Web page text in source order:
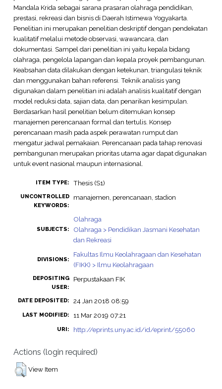
Mandala Krida sebagai sarana prasaran olahraga pendidikan,
prestasi, rekreasi dan bisnis di Daerah Istimewa Yogyakarta.
Penelitian ini merupakan penelitian deskriptif dengan pendekatan
kualitatif melalui metode observasi, wawancara, dan
dokumentasi. Sampel dari penelitian ini yaitu kepala bidang
olahraga, pengelola lapangan dan kepala proyek pembangunan.
Keabsahan data dilakukan dengan ketekunan, triangulasi teknik
dan menggunakan bahan referensi. Teknik analisis yang
digunakan dalam penelitian ini adalah analisis kualitatif dengan
model reduksi data, sajian data, dan penarikan kesimpulan.
Berdasarkan hasil penelitian belum ditemukan konsep
manajemen perencanaan formal dan tertulis. Konsep
perencanaan masih pada aspek perawatan rumput dan
mengatur jadwal pemakaian. Perencanaan pada tahap renovasi
pembangunan merupakan prioritas utama agar dapat digunakan
untuk event nasional maupun internasional.
ITEM TYPE: Thesis (S1)
UNCONTROLLED
KEYWORDS:
manajemen, perencanaan, stadion
SUBJECTS:
Olahraga
Olahraga > Pendidikan Jasmani Kesehatan
dan Rekreasi
DIVISIONS:
Fakultas Ilmu Keolahragaan dan Kesehatan
(FIKK) > Ilmu Keolahragaan
DEPOSITING
USER:
Perpustakaan FIK
DATE DEPOSITED: 24 Jan 2018 08:59
LAST MODIFIED: 11 Mar 2019 07:21
URI: http://eprints.uny.ac.id/id/eprint/55060
Actions (login required)
View Item